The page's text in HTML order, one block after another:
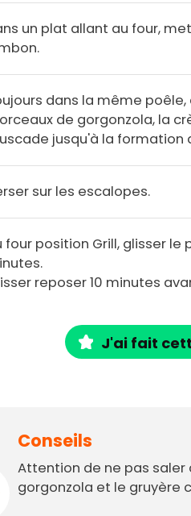
un plat allant au four,
dans la même
de gorgonzola, la
jusqu'à la formation
sur les escalopes.
four position Grill, glisser
reposer 10 minutes
J'ai fait
Conseils
Attention de ne pas saler
gorgonzola et le gruyère